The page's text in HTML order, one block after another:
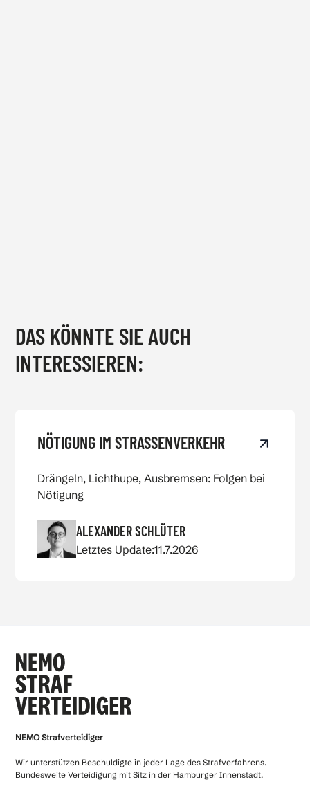
DAS KÖNNTE SIE AUCH
INTERESSIEREN:
View Nötigung im Straßenverkehr
NÖTIGUNG IM STRASSENVERKEHR
Drängeln, Lichthupe, Ausbremsen: Folgen bei
Nötigung
ALEXANDER SCHLÜTER
Letztes Update:11.7.2026
NEMO Strafverteidiger
Wir unterstützen Beschuldigte in jeder Lage des Strafverfahrens.
Bundesweite Verteidigung mit Sitz in der Hamburger Innenstadt.